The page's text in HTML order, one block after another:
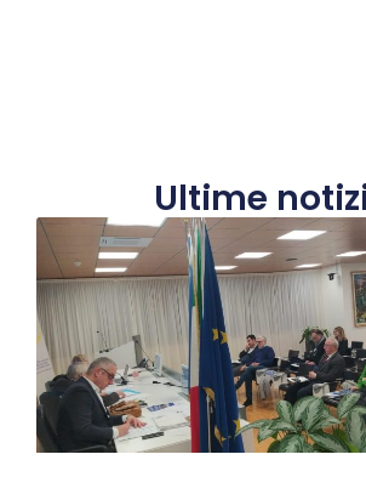
Ultime